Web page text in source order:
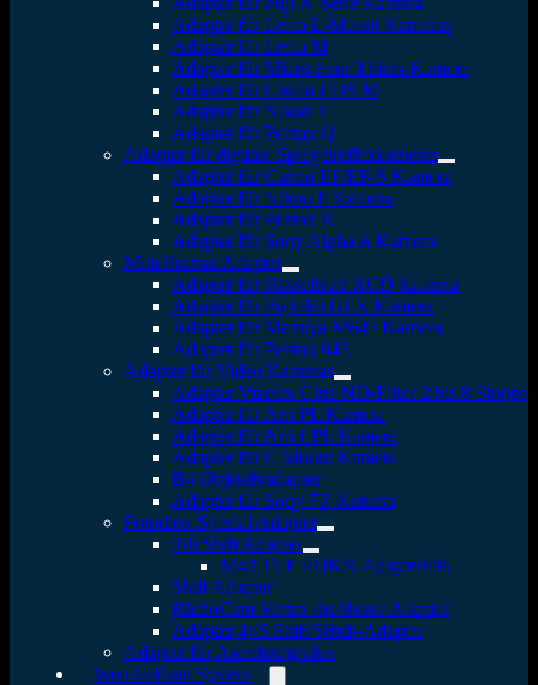
Adapter für Leica L-Mount Kameras
Adapter für Leica M
Adapter für Micro Four Thirds Kamera
Adapter für Canon EOS M
Adapter für Nikon 1
Adapter für Pentax Q
Adapter für digitale Spiegelreflexkameras
Adapter für Canon EF/EF-S Kamera
Adapter für Nikon F Kamera
Adapter für Pentax K
Adapter für Sony Alpha A Kamera
Mittelformat Adapter
Adapter für Hasselblad XCD Kamera
Adapter für Fujifilm GFX Kamera
Adapter für Mamiya M645 Kamera
Adapter für Pentax 645
Adapter für Video Kameras
Adapter Vizelex Cine ND-Filter 2 bis 8 Stopps
Adapter für Arri PL Kamera
Adapter für Arri LPL Kamera
Adapter für C Mount Kamera
B4 Objektivadapter
Adapter für Sony FZ Kamera
Fotodiox Spezial Adapter
Tilt/Shift Adapter
M42 TLT ROKR-Adapterkits
Shift Adapter
RhinoCam Vertex drehbarer Adapter
Adapter 4×5 Shift/Stitch-Adapter
Adapter für Astrofotografen
WonderPana System